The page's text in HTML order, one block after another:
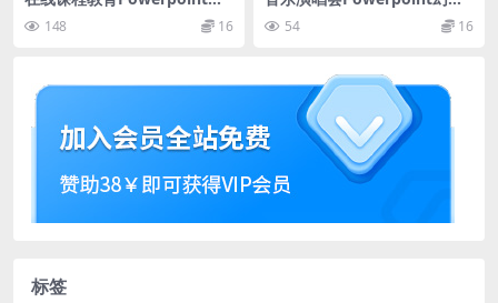
灯片模板 Online Course – E
ducation PowerPoint Temp
148 16
片模板 Bypass Powerpoint
Template
54 16
标签